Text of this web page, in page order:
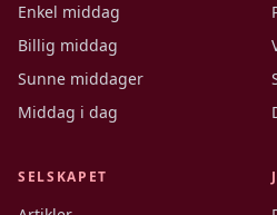
Enkel middag
Billig middag
Sunne middager
Middag i dag
SELSKAPET